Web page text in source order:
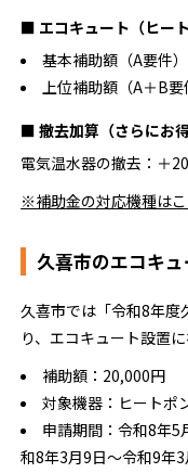
■ エコキュート（ヒー
基本補助額（A要件
上位補助額（A＋B
■ 撤去加算（さらにお得
電気温水器の撤去：＋
※補助金の対応機種はこ
久喜市のエコキ
久喜市では「令和8年度
り、エコキュート設置
補助額：20,000円
対象機器：ヒートポ
申請期間：令和8年
和8年3月9日〜令和9年